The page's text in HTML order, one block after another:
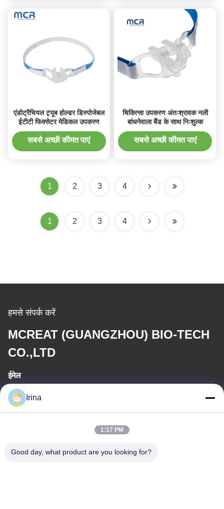
एंडोट्रैचियल ट्यूब होल्डर डिस्पोजेबल
ईटीटी फिक्सेटर मेडिकल उपकरण
सबसे अच्छी कीमत पाएं
चिकित्सा उपकरण अंतःश्रावक नली
बांधनेवाला बैंड के साथ निःशुल्क
सबसे अच्छी कीमत पाएं
1 2 3 4
1 2 3 4
हमसे संपर्क करें
MCREAT (GUANGZHOU) BIO-TECH
CO.,LTD
ईमेल
irina@mcreatmedical.com
हमारा पता
Irina
1:17 PM
Good day, what product are you looking for?